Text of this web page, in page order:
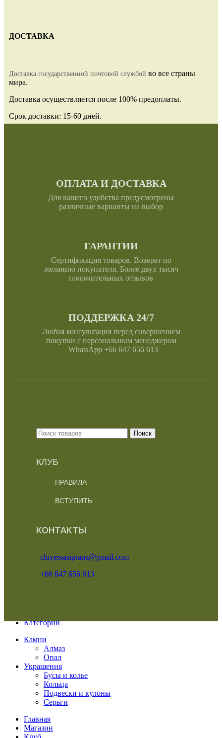
ДОСТАВКА
Доставка государственной почтовой службой во все страны
мира.
Доставка осуществляется после 100% предоплаты.
Срок доставки: 15-60 дней.
ОПЛАТА И ДОСТАВКА
Для вашего удобства предусмотрены
различные варианты на выбор
ГАРАНТИИ
Сертификация товаров. Возврат по
желанию покупателя. Более двух тысяч
положительных отзывов
ПОДДЕРЖКА 24/7
Любая консультация перед совершением
покупки с персональным менеджером
WhatsApp +66 647 656 613
Поиск
КЛУБ
ПРАВИЛА
ВСТУПИТЬ
КОНТАКТЫ
chiyessasiprapa@gmail.com
+66 647 656 613
Категории
Камни
Алмаз
Опал
Украшения
Бусы и колье
Кольца
Подвески и кулоны
Серьги
Главная
Магазин